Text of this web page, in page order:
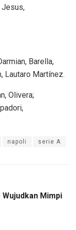
Jesus,
Barella,
Lautaro Martínez.
Olivera;
napoli serie A
Mimpi